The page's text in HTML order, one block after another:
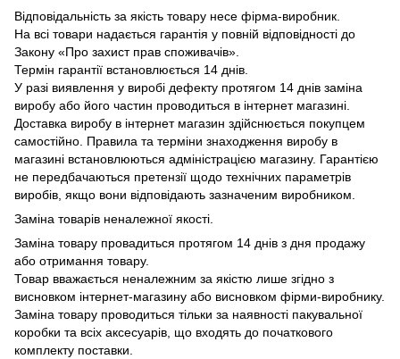
Відповідальність за якість товару несе фірма-виробник.
На всі товари надається гарантія у повній відповідності до
Закону «Про захист прав споживачів».
Термін гарантії встановлюється 14 днів.
У разі виявлення у виробі дефекту протягом 14 днів заміна
виробу або його частин проводиться в інтернет магазині.
Доставка виробу в інтернет магазин здійснюється покупцем
самостійно. Правила та терміни знаходження виробу в
магазині встановлюються адміністрацією магазину. Гарантією
не передбачаються претензії щодо технічних параметрів
виробів, якщо вони відповідають зазначеним виробником.
Заміна товарів неналежної якості.
Заміна товару провадиться протягом 14 днів з дня продажу
або отримання товару.
Товар вважається неналежним за якістю лише згідно з
висновком інтернет-магазину або висновком фірми-виробнику.
Заміна товару проводиться тільки за наявності пакувальної
коробки та всіх аксесуарів, що входять до початкового
комплекту поставки.